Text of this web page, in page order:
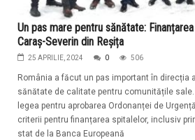
Un pas mare pentru sănătate:
Caraș-Severin din Reșița
25 APRILIE, 2024 0 506
România a făcut un pas important în direcția
sănătate de calitate pentru comunitățile
legea pentru aprobarea Ordonanței de
criterii pentru finanțarea spitalelor, inclusiv
stat de la Banca Europeană